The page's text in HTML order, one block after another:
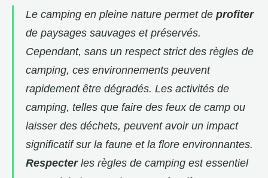
Le camping en pleine nature permet de profiter
de paysages sauvages et préservés.
Cependant, sans un respect strict des règles de
camping, ces environnements peuvent
rapidement être dégradés. Les activités de
camping, telles que faire des feux de camp ou
laisser des déchets, peuvent avoir un impact
significatif sur la faune et la flore environnantes.
Respecterles règles de camping est essentiel